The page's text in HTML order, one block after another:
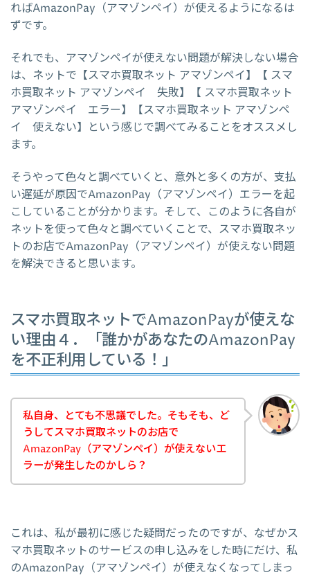
ればAmazonPay（アマゾンペイ）が使えるようになるは
ずです。
それでも、アマゾンペイが使えない問題が解決しない場合
は、ネットで【スマホ買取ネット アマゾンペイ】【 スマ
ホ買取ネット アマゾンペイ 失敗】【 スマホ買取ネット
アマゾンペイ エラー】【スマホ買取ネット アマゾンペ
イ 使えない】という感じで調べてみることをオススメし
ます。
そうやって色々と調べていくと、意外と多くの方が、支払
い遅延が原因でAmazonPay（アマゾンペイ）エラーを起
こしていることが分かります。そして、このように各自が
ネットを使って色々と調べていくことで、スマホ買取ネッ
トのお店でAmazonPay（アマゾンペイ）が使えない問題
を解決できると思います。
スマホ買取ネットでAmazonPayが使えな
い理由４．「誰かがあなたのAmazonPay
を不正利用している！」
私自身、とても不思議でした。そもそも、ど
うしてスマホ買取ネットのお店で
AmazonPay（アマゾンペイ）が使えないエ
ラーが発生したのかしら？
これは、私が最初に感じた疑問だったのですが、なぜかス
マホ買取ネットのサービスの申し込みをした時にだけ、私
のAmazonPay（アマゾンペイ）が使えなくなってしまっ